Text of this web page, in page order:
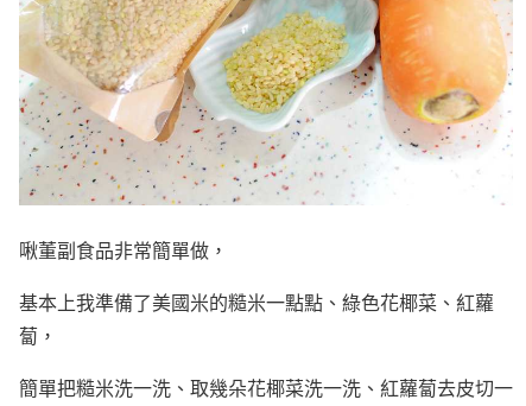
啾董副食品非常簡單做，
基本上我準備了美國米的糙米一點點、綠色花椰菜、紅蘿
蔔，
簡單把糙米洗一洗、取幾朵花椰菜洗一洗、紅蘿蔔去皮切一